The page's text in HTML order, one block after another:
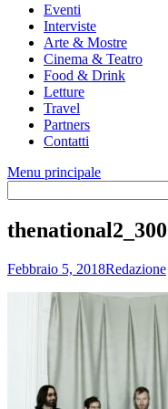
Eventi
Interviste
Arte & Mostre
Cinema & Teatro
Food & Drink
Letture
Travel
Partners
Contatti
Menu principale
Febbraio 5, 2018Redazione